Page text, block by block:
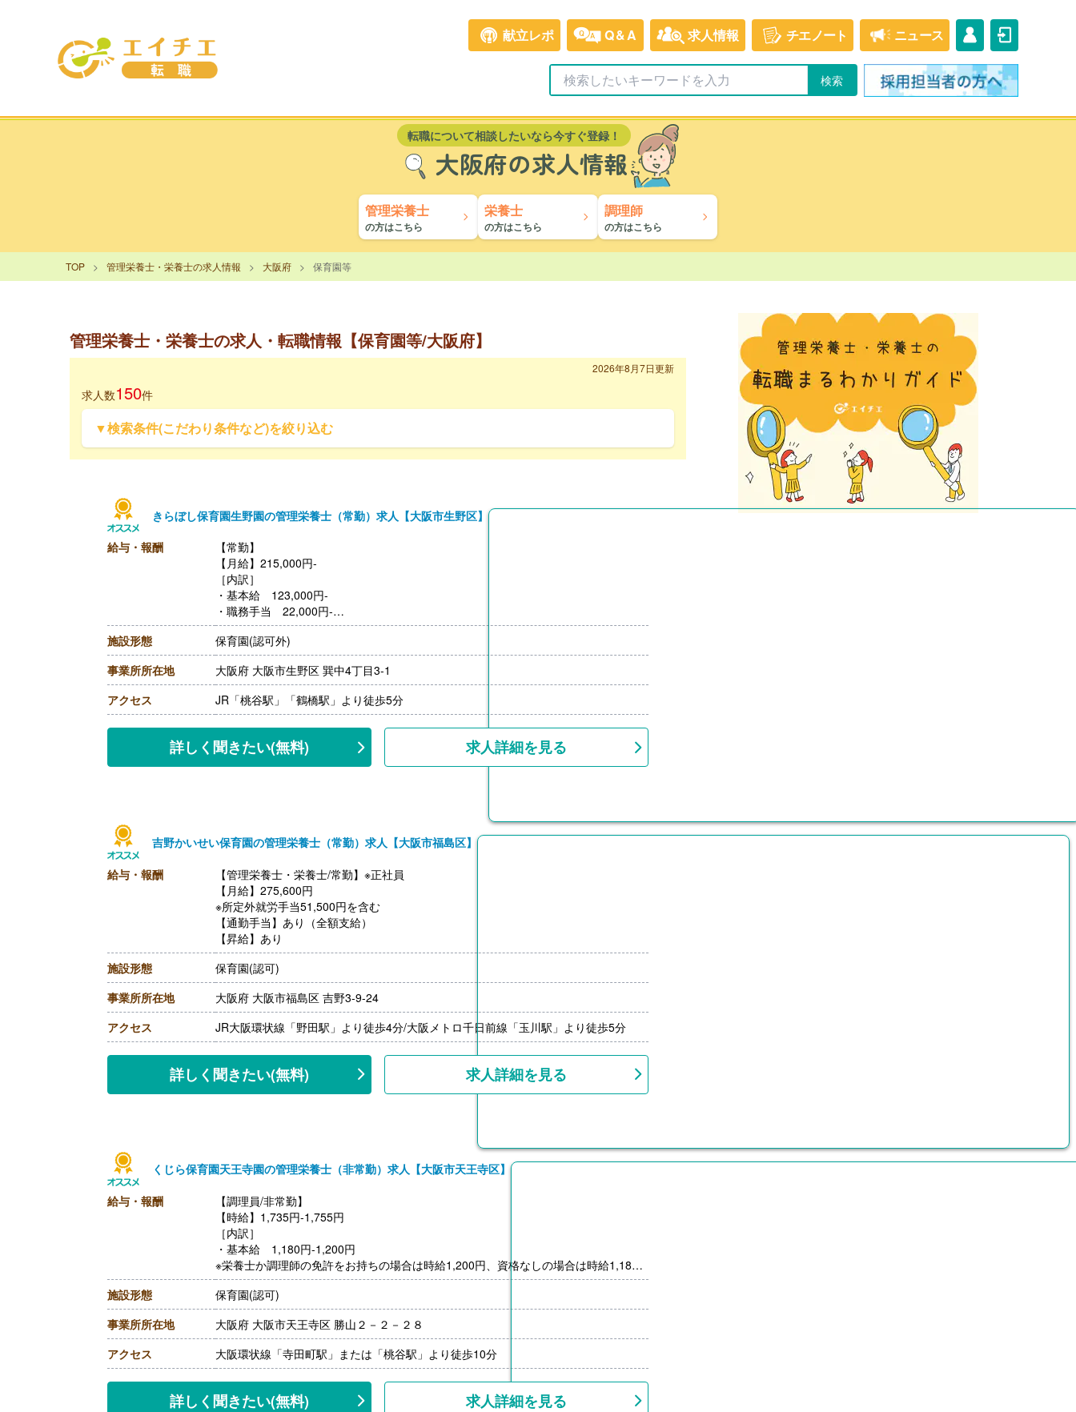
献立レポ Q&A 求人情報 チエノート ニュース
転職について相談したいなら今すぐ登録！
大阪府の求人情報
管理栄養士
の方はこちら
栄養士
の方はこちら
調理師
の方はこちら
TOP 管理栄養士・栄養士の求人情報 大阪府 保育園等
管理栄養士・栄養士の求人・転職情報【保育園等/大阪府】
2026年8月7日更新
求人数150件
▼検索条件(こだわり条件など)を絞り込む
きらぼし保育園生野園の管理栄養士（常勤）求人【大阪市生野区】
給与・報酬
【常勤】
【月給】215,000円-
［内訳］
・基本給 123,000円-
・職務手当 22,000円-
・栄養士手当 30,000円-
・給食管理手当 15,000円-
・住宅手当 5.000円-
・皆勤手当 15,000円-
・調整手当 5,000円-
【賞与】年2回（計2.50ヶ月分）※前年度実績
【通勤手当】あり（全額支給）
【昇給】あり ※規定あり
【退職金】なし
施設形態
保育園(認可外)
事業所所在地
大阪府 大阪市生野区 巽中4丁目3-1
アクセス
JR「桃谷駅」「鶴橋駅」より徒歩5分
詳しく聞きたい(無料) 求人詳細を見る
吉野かいせい保育園の管理栄養士（常勤）求人【大阪市福島区】
給与・報酬
【管理栄養士・栄養士/常勤】※正社員
【月給】275,600円
※所定外就労手当51,500円を含む
【通勤手当】あり（全額支給）
【昇給】あり
施設形態
保育園(認可)
事業所所在地
大阪府 大阪市福島区 吉野3-9-24
アクセス
JR大阪環状線「野田駅」より徒歩4分/大阪メトロ千日前線「玉川駅」より徒歩5分
詳しく聞きたい(無料) 求人詳細を見る
くじら保育園天王寺園の管理栄養士（非常勤）求人【大阪市天王寺区】
給与・報酬
【調理員/非常勤】
【時給】1,735円-1,755円
［内訳］
・基本給 1,180円-1,200円
※栄養士か調理師の免許をお持ちの場合は時給1,200円、資格なしの場合は時給1,180
円
・人事院勧告手当 時給455円加算（※年度ごとに支給額に変動あり）
・処遇改善手当 時給100円加算（※年度ごとに支給額に変動あり）
【通勤手当】あり（上限30,000円/月）
施設形態
保育園(認可)
事業所所在地
大阪府 大阪市天王寺区 勝山２－２－２８
アクセス
大阪環状線「寺田町駅」または「桃谷駅」より徒歩10分
詳しく聞きたい(無料) 求人詳細を見る